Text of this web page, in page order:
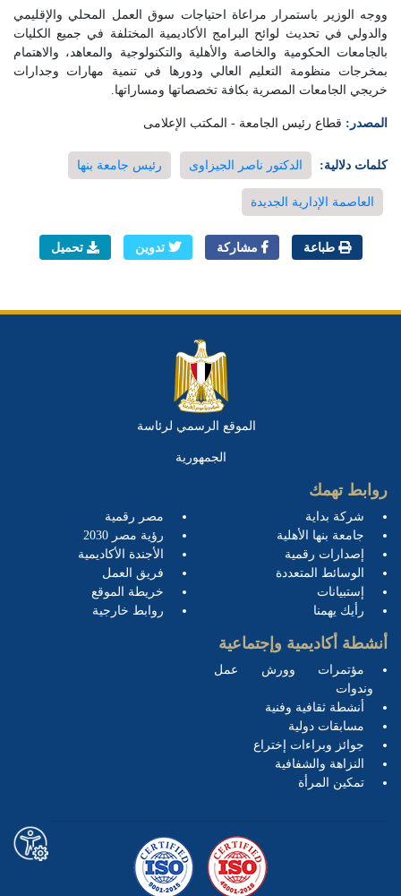
ووجه الوزير باستمرار مراعاة احتياجات سوق العمل المحلي والإقليمي
والدولي في تحديث لوائح البرامج الأكاديمية المختلفة في جميع الكليات
بالجامعات الحكومية والخاصة والأهلية والتكنولوجية والمعاهد، والاهتمام
بمخرجات منظومة التعليم العالي ودورها في تنمية مهارات وجدارات
خريجي الجامعات المصرية بكافة تخصصاتها ومساراتها.
المصدر: قطاع رئيس الجامعة - المكتب الإعلامى
كلمات دلالية: الدكتور ناصر الجيزاوى رئيس جامعة بنها
العاصمة الإدارية الجديدة
طباعة مشاركة تدوين تحميل
الموقع الرسمي لرئاسة
الجمهورية
روابط تهمك
شركة بداية
جامعة بنها الأهلية
إصدارات رقمية
الوسائط المتعددة
إستبيانات
رأيك يهمنا
مصر رقمية
رؤية مصر 2030
الأجندة الأكاديمية
فريق العمل
خريطة الموقع
روابط خارجية
أنشطة أكاديمية وإجتماعية
مؤتمرات وورش عمل
وندوات
أنشطة ثقافية وفنية
مسابقات دولية
جوائز وبراءات إختراع
النزاهة والشفافية
تمكين المرأة